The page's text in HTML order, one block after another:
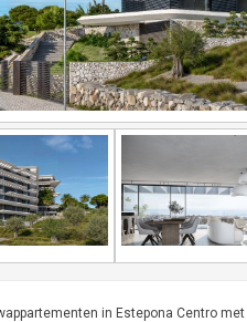
in Estepona Centro